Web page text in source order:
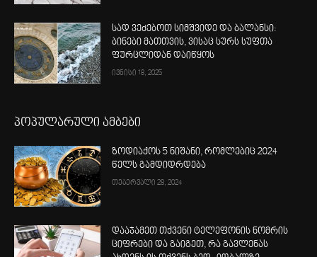
სად ვეძებოთ სიმშვიდე და ბალანსი:
ბინები მათთვის, ვისაც სურს სუფთა
ფურცლიდან დაიწყოს
ივნისი 18, 2025
პოპულარული ამბები
ზოდიაქოს 5 ნიშანი, რომლებიც 2024
წელს გამდიდრდება
თებერვალი 28, 2024
დააჯამეთ თქვენი ტელეფონის ნომრის
ციფრები და გაიგეთ, რა გავლენას